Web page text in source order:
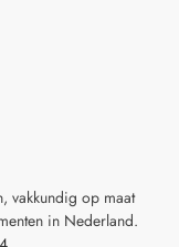
vakkundig op maat
in Nederland.